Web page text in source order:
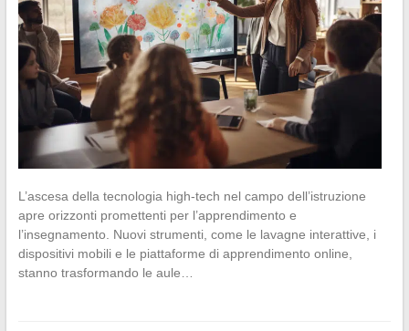
L’ascesa della tecnologia high-tech nel campo dell’istruzione
apre orizzonti promettenti per l’apprendimento e
l’insegnamento. Nuovi strumenti, come le lavagne interattive, i
dispositivi mobili e le piattaforme di apprendimento online,
stanno trasformando le aule…